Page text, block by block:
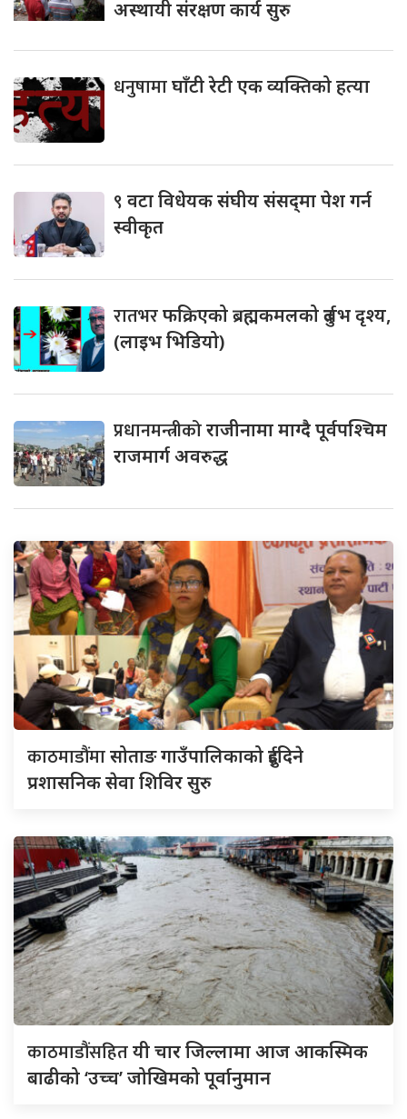
अस्थायी संरक्षण कार्य सुरु
धनुषामाघाँटी रेटी एक व्यक्तिको हत्या
९ वटा विधेयक संघीय संसद्‌मा पेश गर्न
स्वीकृत
रातभरफक्रिएको ब्रह्मकमलको दुर्लभ दृश्य,
(लाइभ भिडियो)
प्रधानमन्त्रीकोराजीनामा माग्दै पूर्वपश्चिम
राजमार्ग अवरुद्ध
काठमाडौंमासोताङ गाउँपालिकाको दुईदिने
प्रशासनिक सेवा शिविर सुरु
काठमाडौंसहितयी चार जिल्लामा आज आकस्मिक
बाढीको ‘उच्च’ जोखिमको पूर्वानुमान